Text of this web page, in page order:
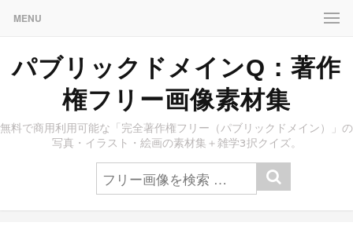
MENU
パブリックドメインQ：著作
権フリー画像素材集
無料で商用利用可能な「完全著作権フリー（パブリックドメイン）」の
写真・イラスト・絵画の素材集＋雑学3択クイズ。